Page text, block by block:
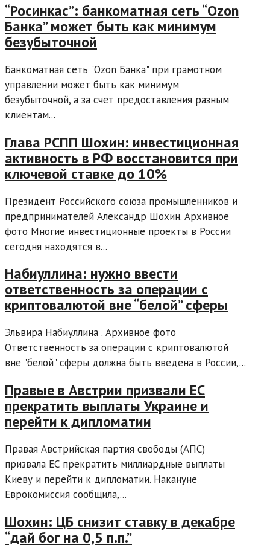
“Росинкас”: банкоматная сеть “Ozon
Банка” может быть как минимум
безубыточной
Банкоматная сеть "Ozon Банка" при грамотном
управлении может быть как минимум
безубыточной, а за счет предоставления разным
клиентам...
Глава РСПП Шохин: инвестиционная
активность в РФ восстановится при
ключевой ставке до 10%
Президент Российского союза промышленников и
предпринимателей Александр Шохин. Архивное
фото Многие инвестиционные проекты в России
сегодня находятся в...
Набиуллина: нужно ввести
ответственность за операции с
криптовалютой вне “белой” сферы
Эльвира Набиуллина . Архивное фото
Ответственность за операции с криптовалютой
вне "белой" сферы должна быть введена в России,...
Правые в Австрии призвали ЕС
прекратить выплаты Украине и
перейти к дипломатии
Правая Австрийская партия свободы (АПС)
призвала ЕС прекратить миллиардные выплаты
Киеву и перейти к дипломатии. Накануне
Еврокомиссия сообщила,...
Шохин: ЦБ снизит ставку в декабре
“дай бог на 0,5 п.п.”